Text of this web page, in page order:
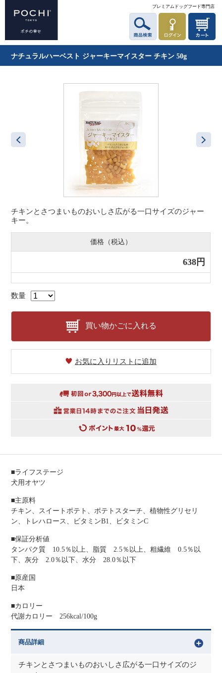
プレミアムドッグフード専門店
ナチュラルハーベスト ジャーキーマイスター チキン 50g
チキンとさつまいものおいしさ広がる一口サイズのジャー
キー。
価格（税込）
638円
数量
買い物かごに入れる
お気に入りリストに追加
■ライフステージ
犬用オヤツ
■主原料
チキン、スイートポテト、ポテトスターチ、植物性グリセリ
ン、トレハロース、ビタミンB1、ビタミンC
■保証分析値
タンパク質 10.5％以上、脂質 2.5％以上、粗繊維 0.5％以
下、灰分 2.0％以下、水分 28.0％以下
■原産国
日本
■カロリー
代謝カロリー 256kcal/100g
商品詳細
チキンとさつまいものおいしさ広がる一口サイズのジ